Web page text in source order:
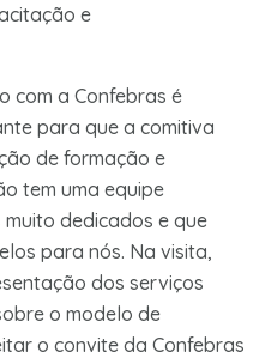
e
com a Confebras é
para que a comitiva
de formação e
tem uma equipe
dedicados e que
para nós. Na visita,
dos serviços
o modelo de
o convite da Confebras